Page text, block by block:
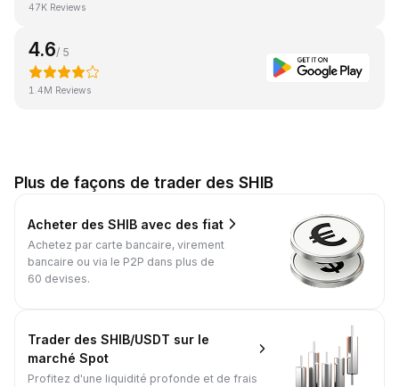
47K Reviews
4.6/ 5
1.4M Reviews
Plus de façons de trader des SHIB
Acheter des SHIB avec des fiat
Achetez par carte bancaire, virement
bancaire ou via le P2P dans plus de
60 devises.
Trader des SHIB/USDT sur le
marché Spot
Profitez d'une liquidité profonde et de frais